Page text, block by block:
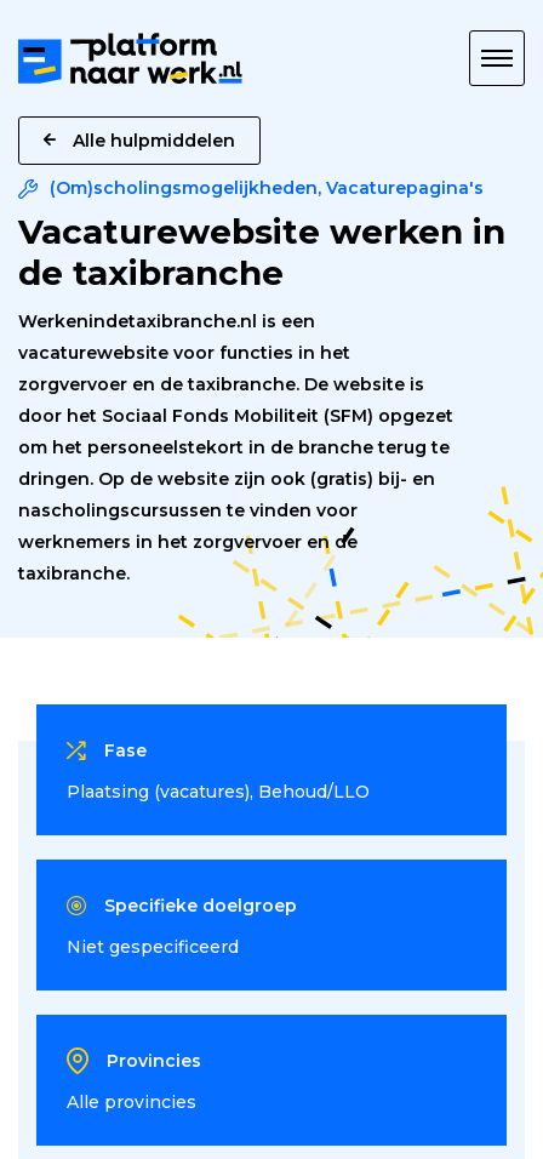
naar
Werk
Alle hulpmiddelen
(Om)scholingsmogelijkheden, Vacaturepagina's
Vacaturewebsite werken in
de taxibranche
Werkenindetaxibranche.nl is een
vacaturewebsite voor functies in het
zorgvervoer en de taxibranche. De website is
door het Sociaal Fonds Mobiliteit (SFM) opgezet
om het personeelstekort in de branche terug te
dringen. Op de website zijn ook (gratis) bij- en
nascholingscursussen te vinden voor
werknemers in het zorgvervoer en de
taxibranche.
Fase
Plaatsing (vacatures) Behoud/LLO
Specifieke doelgroep
Niet gespecificeerd
Provincies
Alle provincies